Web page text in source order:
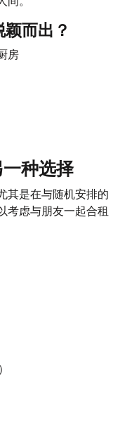
颖而出？
房
种选择
其是在与随机安排的
考虑与朋友一起合租